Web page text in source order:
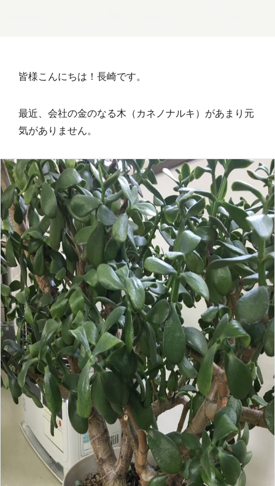
皆様こんにちは！長崎です。
最近、会社の金のなる木（カネノナルキ）があまり元
気がありません。